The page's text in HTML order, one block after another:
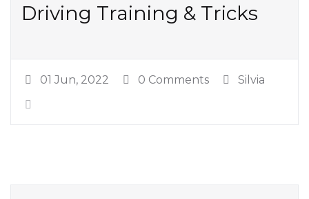
Driving Training & Tricks
01 Jun, 2022 0 Comments Silvia